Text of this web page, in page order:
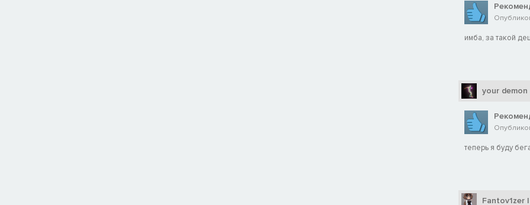
имба, за такой
your demon
теперь я буду
Fantov1zer